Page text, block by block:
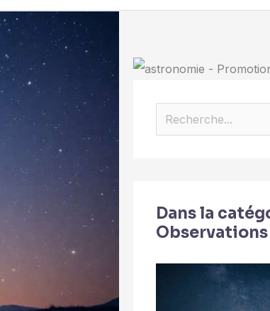
Dans la
Observations